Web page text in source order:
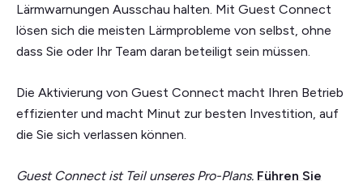
Lärmwarnungen Ausschau halten. Mit Guest Connect
lösen sich die meisten Lärmprobleme von selbst, ohne
dass Sie oder Ihr Team daran beteiligt sein müssen.
Die Aktivierung von Guest Connect macht Ihren Betrieb
effizienter und macht Minut zur besten Investition, auf
die Sie sich verlassen können.
Guest Connect ist Teil unseres Pro-Plans. Führen Sie